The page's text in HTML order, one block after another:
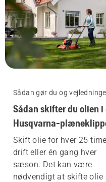
Sådan gør du og
Sådan skifter du olien i
Husqvarna-
Skift olie for hver 25
drift eller én gang hver
sæson. Det kan være
nødvendigt at skifte olie